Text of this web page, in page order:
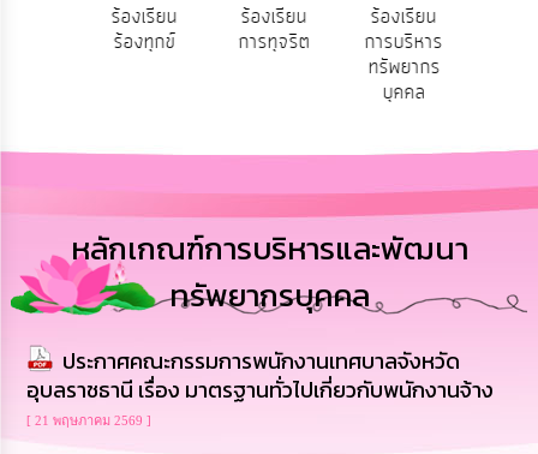
ทรัพยากร
บริหาร
งาน
การ
ส่ง
เสริม
ความ
โปร่งใส
ร้องเรียน
ร้องทุกข์
ร้องเรียน
การทุจริต
ร้องเรียน
การบริหาร
ทรัพยากร
บุคคล
หลักเกณฑ์การบริหารและพัฒนา
ทรัพยากรบุคคล
ประกาศคณะกรรมการพนักงานเทศบาลจังหวัด
อุบลราชธานี เรื่อง มาตรฐานทั่วไปเกี่ยวกับพนักงานจ้าง
[ 21 พฤษภาคม 2569 ]